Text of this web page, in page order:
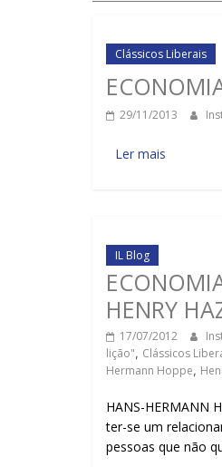
Clássicos Liberais
29/11/2013
Ler mais
IL Blog
HENRY
17/07/2012
lição", Clássicos
Hermann Hoppe,
HANS-HERMANN
ter-se um
pessoas que não